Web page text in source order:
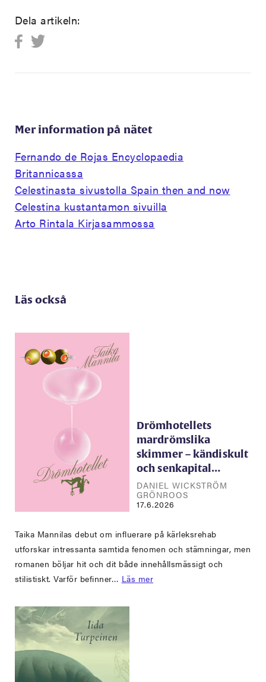
Dela artikeln:
Mer information på nätet
Fernando de Rojas Encyclopaedia
Britannicassa
Celestinasta sivustolla Spain then and now
Celestina kustantamon sivuilla
Arto Rintala Kirjasammossa
Läs också
Drömhotellets
mardrömslika
skimmer – kändiskult
och senkapital…
DANIEL WICKSTRÖM
GRÖNROOS
17.6.2026
Taika Mannilas debut om influerare på kärleksrehab
utforskar intressanta samtida fenomen och stämningar, men
romanen böljar hit och dit både innehållsmässigt och
stilistiskt. Varför befinner… Läs mer